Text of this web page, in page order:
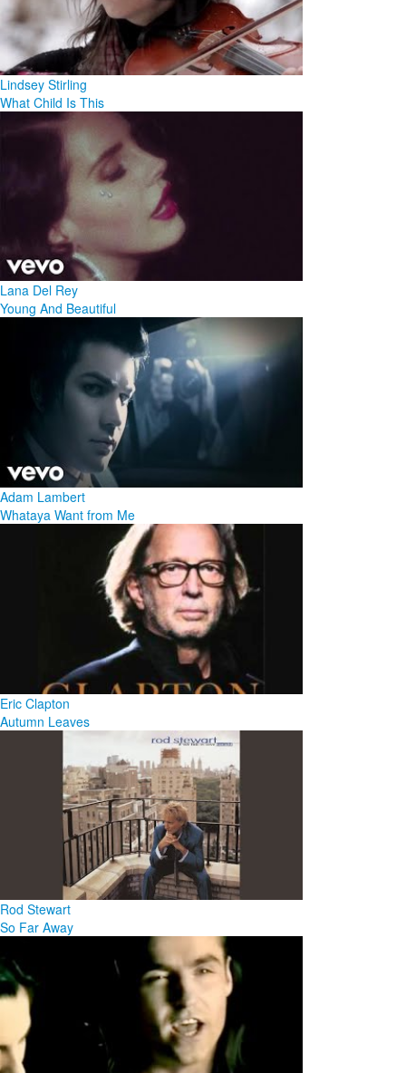
Lindsey Stirling
What Child Is This
Lana Del Rey
Young And Beautiful
Adam Lambert
Whataya Want from Me
Eric Clapton
Autumn Leaves
Rod Stewart
So Far Away